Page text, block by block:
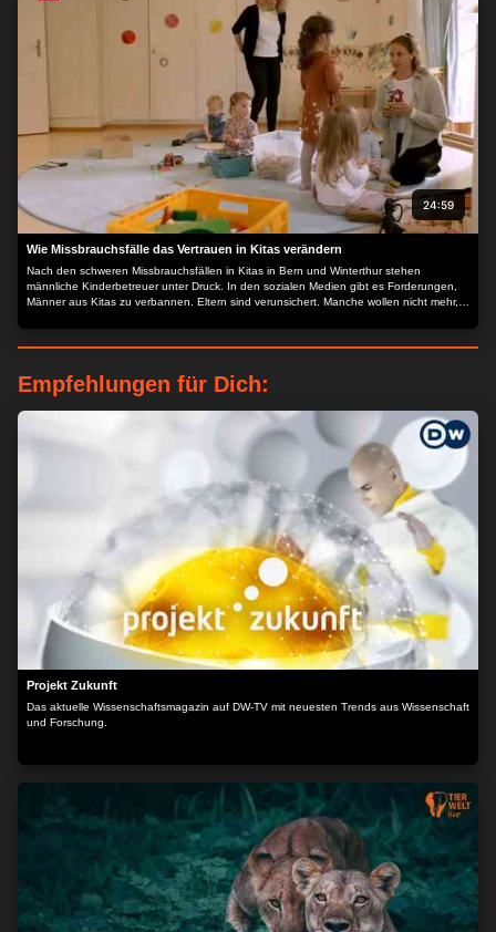
24:59
Wie Missbrauchsfälle das Vertrauen in Kitas verändern
Nach den schweren Missbrauchsfällen in Kitas in Bern und Winterthur stehen
männliche Kinderbetreuer unter Druck. In den sozialen Medien gibt es Forderungen,
Männer aus Kitas zu verbannen. Eltern sind verunsichert. Manche wollen nicht mehr,
zeigen, wie sie mit der schwierigen Situation umgehen.
Empfehlungen für Dich:
Projekt Zukunft
Das aktuelle Wissenschaftsmagazin auf DW-TV mit neuesten Trends aus Wissenschaft
und Forschung.